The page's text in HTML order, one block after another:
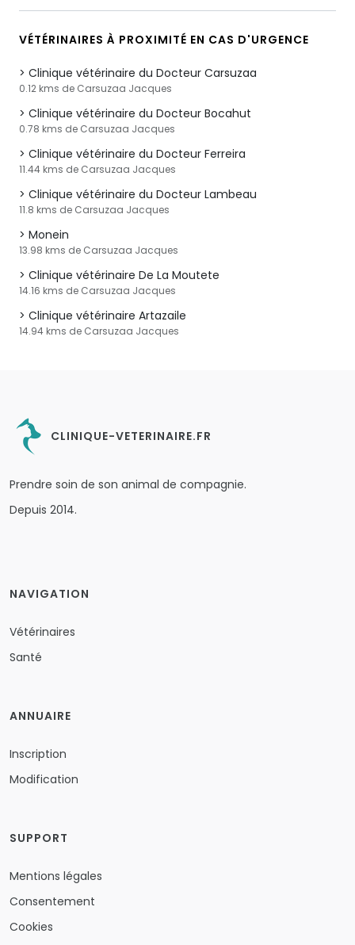
VÉTÉRINAIRES À PROXIMITÉ EN CAS D'URGENCE
Clinique vétérinaire du Docteur Carsuzaa
0.12 kms de Carsuzaa Jacques
Clinique vétérinaire du Docteur Bocahut
0.78 kms de Carsuzaa Jacques
Clinique vétérinaire du Docteur Ferreira
11.44 kms de Carsuzaa Jacques
Clinique vétérinaire du Docteur Lambeau
11.8 kms de Carsuzaa Jacques
Monein
13.98 kms de Carsuzaa Jacques
Clinique vétérinaire De La Moutete
14.16 kms de Carsuzaa Jacques
Clinique vétérinaire Artazaile
14.94 kms de Carsuzaa Jacques
CLINIQUE-VETERINAIRE.FR
Prendre soin de son animal de compagnie.
Depuis 2014.
NAVIGATION
Vétérinaires
Santé
ANNUAIRE
Inscription
Modification
SUPPORT
Mentions légales
Consentement
Cookies